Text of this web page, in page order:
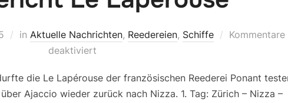
in Aktuelle Nachrichten, Reedereien, Schiffe
Kommentare
deaktiviert
die Le Lapérouse der französischen Reederei Ponant
Ajaccio wieder zurück nach Nizza. 1. Tag: Zürich – Nizza –